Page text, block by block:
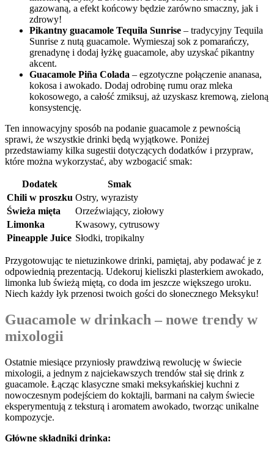
⁣gazowaną, ⁣a efekt ‌końcowy będzie⁢ zarówno smaczny,‌ jak ‌i
zdrowy!
Pikantny‍ guacamole Tequila Sunrise – tradycyjny Tequila
‌Sunrise ⁤z nutą guacamole. Wymieszaj⁤ sok z pomarańczy,
grenadynę ⁤i dodaj‍ łyżkę guacamole, aby uzyskać pikantny
‌akcent.
Guacamole Piña Colada – egzotyczne połączenie⁢ ananasa,
kokosa i awokado. Dodaj ‍odrobinę rumu oraz mleka
kokosowego, a ⁤całość zmiksuj, aż uzyskasz kremową, ‍zieloną
konsystencję.
Ten ⁢innowacyjny sposób na podanie ⁢guacamole z pewnością
sprawi, że wszystkie drinki będą wyjątkowe. Poniżej
przedstawiamy kilka sugestii dotyczących dodatków i przypraw,‌
które ‍można ‌wykorzystać, aby‍ wzbogacić ​smak:
Dodatek
Smak
Chili w⁤ proszku Ostry, wyrazisty
Świeża mięta
Orzeźwiający, ziołowy
Limonka
Kwasowy, cytrusowy
Pineapple Juice Słodki, tropikalny
Przygotowując te ⁢nietuzinkowe drinki, pamiętaj,‌ aby podawać je z
⁣odpowiednią prezentacją.⁤ Udekoruj ​kieliszki plasterkiem ‍awokado,
limonka lub świeżą miętą, co doda im jeszcze⁤ większego‌ uroku.
Niech każdy​ łyk przenosi twoich gości do słonecznego Meksyku!
Guacamole w drinkach – nowe‍ trendy w
mixologii
Ostatnie miesiące‌ przyniosły prawdziwą​ rewolucję‌ w świecie
mixologii, a ⁤jednym z‍ najciekawszych trendów stał się drink z
guacamole. ‌Łącząc klasyczne smaki meksykańskiej kuchni z
nowoczesnym podejściem‌ do koktajli, barmani​ na⁣ całym świecie
⁢eksperymentują⁢ z teksturą ⁤i aromatem awokado,⁣ tworząc unikalne‍
kompozycje.
Główne składniki ​drinka: